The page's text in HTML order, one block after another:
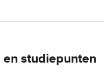
en studiepunten